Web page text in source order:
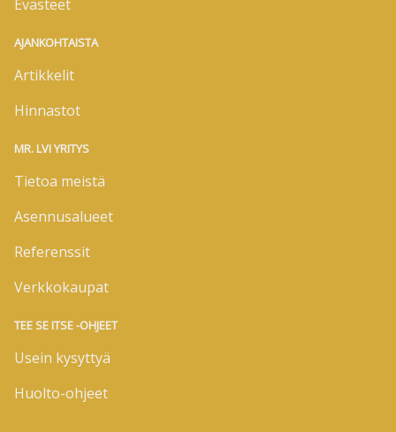
Evästeet
AJANKOHTAISTA
Artikkelit
Hinnastot
MR. LVI YRITYS
Tietoa meistä
Asennusalueet
Referenssit
Verkkokaupat
TEE SE ITSE -OHJEET
Usein kysyttyä
Huolto-ohjeet